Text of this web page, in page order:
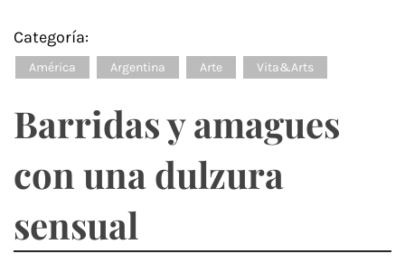
Categoría:
América Argentina Arte Vita&Arts
Barridas y amagues
con una dulzura
sensual